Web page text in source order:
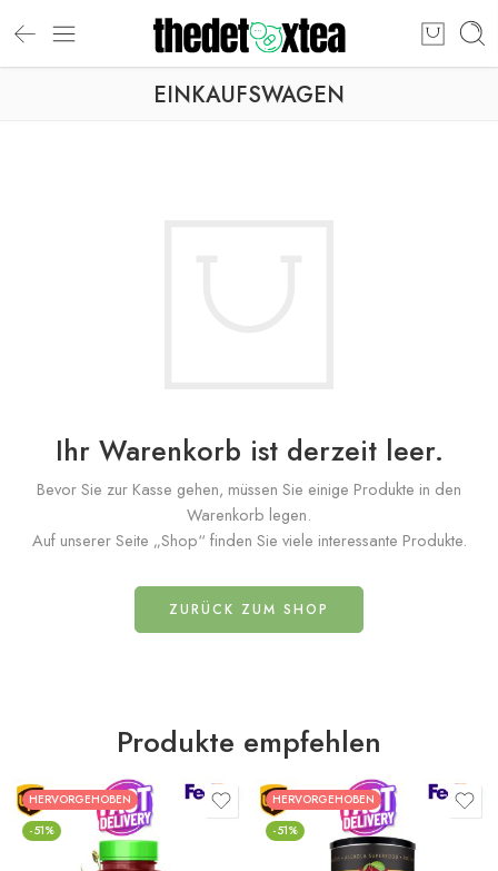
EINKAUFSWAGEN
Ihr Warenkorb ist derzeit leer.
Bevor Sie zur Kasse gehen, müssen Sie einige Produkte in den
Warenkorb legen.
Auf unserer Seite „Shop“ finden Sie viele interessante Produkte.
ZURÜCK ZUM SHOP
Produkte empfehlen
HERVORGEHOBEN
-51%
HERVORGEHOBEN
-51%